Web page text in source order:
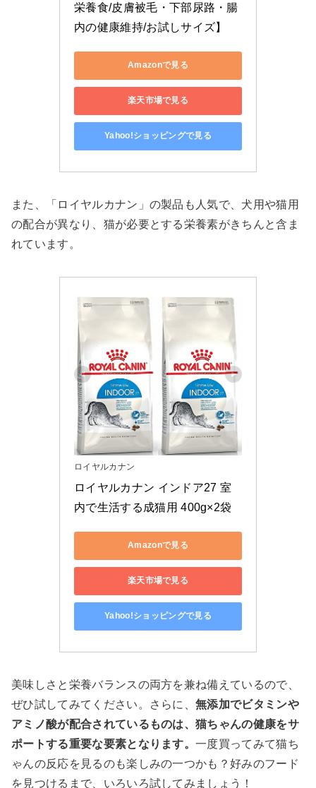
栄養食/皮膚被毛・下部尿路・腸
内の健康維持/お試しサイズ】
Amazonで見る
楽天市場で見る
Yahoo!ショッピングで見る
また、「ロイヤルカナン」の製品も人気で、犬用や猫用
の配合が異なり、猫が必要とする栄養素がきちんと含ま
れています。
ロイヤルカナン
ロイヤルカナン インドア27 室
内で生活する成猫用 400g×2袋
Amazonで見る
楽天市場で見る
Yahoo!ショッピングで見る
美味しさと栄養バランスの両方を兼ね備えているので、
ぜひ試してみてください。さらに、無添加でビタミンや
アミノ酸が配合されているものは、猫ちゃんの健康をサ
ポートする重要な要素となります。一度買ってみて猫ち
ゃんの反応を見るのも楽しみの一つかも？好みのフード
を見つけるまで、いろいろ試してみましょう！